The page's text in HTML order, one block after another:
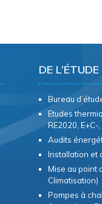
DE
Bureau
Etudes
RE2020, E+C-
Audits
Installation et
Mise au point
Climatisation)
Pompes à